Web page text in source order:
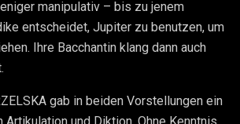
manipulativ – bis zu jenem
entscheidet, Jupiter zu benutzen, um
Ihre Bacchantin klang dann auch
gab in beiden Vorstellungen ein